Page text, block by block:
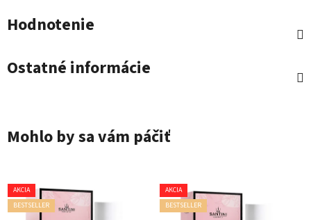
Hodnotenie
Ostatné informácie
Mohlo by sa vám páčiť
AKCIA
BESTSELLER
AKCIA
BESTSELLER